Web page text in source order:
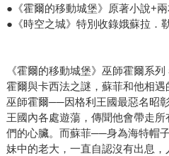
●《霍爾的移動城堡》原著小說+
●《時空之城》特別收錄娥蘇拉．
《霍爾的移動城堡》巫師霍爾系列
霍爾與卡西法之謎，蘇菲和他相遇
巫師霍爾──因格利王國最惡名昭
王國內各處遊蕩，傳聞他會帶走
們的心臟。而蘇菲──身為海特帽
妹中的老大，一直自認沒有出息